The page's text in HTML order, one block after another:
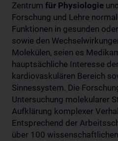
Zentrum für Physiologie
Forschung und Lehre
Funktionen in gesunden
sowie den
Molekülen, seien es
hauptsächliche Interesse
kardiovaskulären Bereich
Sinnessystem. Die
Untersuchung molekularer
Aufklärung komplexer
Entsprechend der
über 100